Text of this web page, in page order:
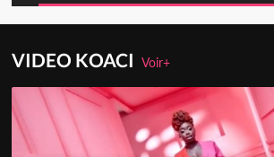
VIDEO KOACIVoir+